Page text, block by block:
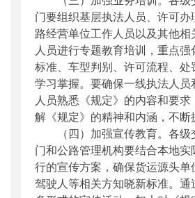
门要组织基层执法人员、许可
路经营单位工作人员以及其他
人员进行专题教育培训，重点
标准、车型判别、许可流程、处
学习掌握。要确保一线执法人
人员熟悉《规定》的内容和要
解《规定》的精神和内涵，不断
（四）加强宣传教育。各级
门和公路管理机构要结合本地
行的宣传方案，确保货运源头单
驾驶人等相关方知晓新标准。通